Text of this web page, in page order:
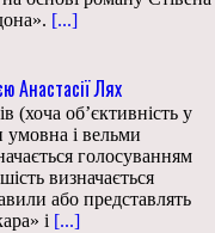
[...]
Анастасії Лях
(хоча об’єктивність у
умовна і вельми
голосуванням
визначається
або представлять
і [...]